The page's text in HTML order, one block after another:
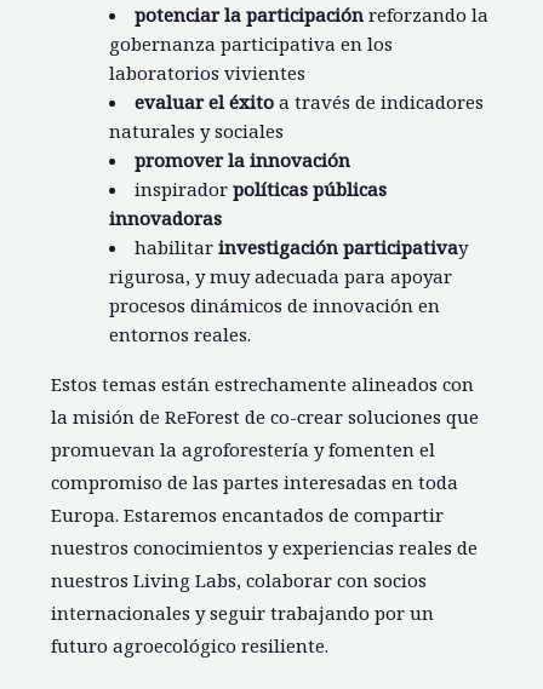
potenciar la participación reforzando la
gobernanza participativa en los
laboratorios vivientes
evaluar el éxito a través de indicadores
naturales y sociales
promover la innovación
inspiradorpolíticas públicas
innovadoras
habilitarinvestigación participativay
rigurosa, y muy adecuada para apoyar
procesos dinámicos de innovación en
entornos reales.
Estos temas están estrechamente alineados con
la misión de ReForest de co-crear soluciones que
promuevan la agroforestería y fomenten el
compromiso de las partes interesadas en toda
Europa. Estaremos encantados de compartir
nuestros conocimientos y experiencias reales de
nuestros Living Labs, colaborar con socios
internacionales y seguir trabajando por un
futuro agroecológico resiliente.